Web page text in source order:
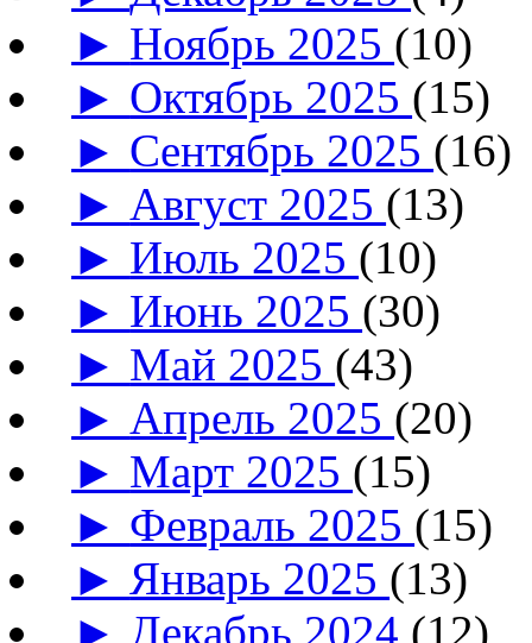
► Ноябрь 2025 (10)
► Октябрь 2025 (15)
► Сентябрь 2025 (16)
► Август 2025 (13)
► Июль 2025 (10)
► Июнь 2025 (30)
► Май 2025 (43)
► Апрель 2025 (20)
► Март 2025 (15)
► Февраль 2025 (15)
► Январь 2025 (13)
►Декабрь 2024 (12)